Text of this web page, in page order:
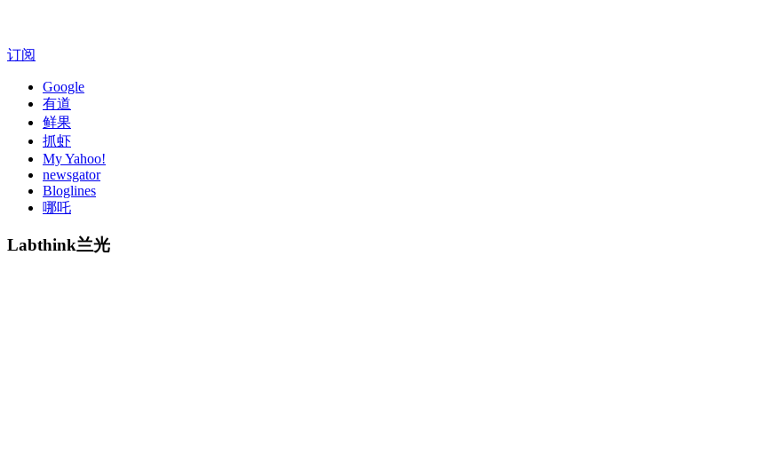
订阅
Google
有道
鲜果
抓虾
My Yahoo!
newsgator
Bloglines
哪吒
Labthink兰光